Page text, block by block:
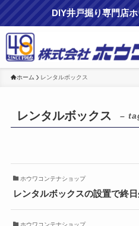
DIY井戸掘り専門店
ホーム レンタルボックス
レンタルボックス –
ホウワコンテナショップ
レンタルボックスの設置で終日
ホウワコンテナショップ